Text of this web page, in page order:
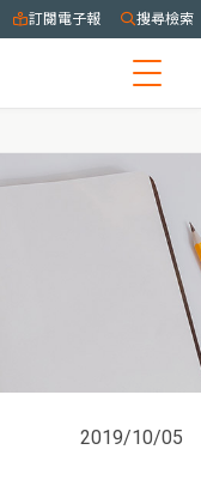
訂閱電子報 搜尋檢索
2019/10/05